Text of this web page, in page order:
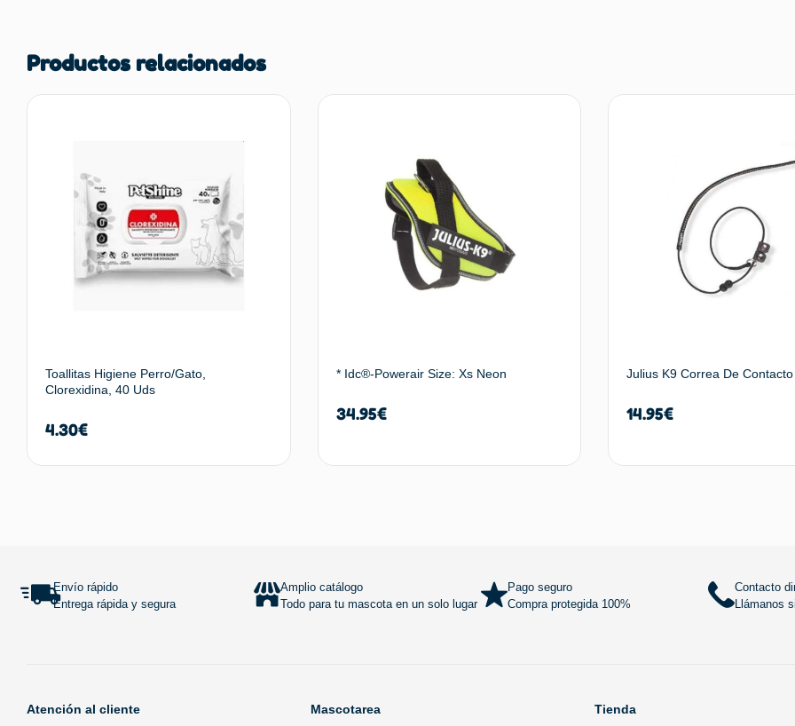
Productos relacionados
Toallitas Higiene Perro/Gato,
Clorexidina, 40 Uds
4.30€
* Idc®-Powerair Size: Xs Neon
34.95€
Julius K9 Correa De
14.95€
Envío rápido
Entrega rápida y segura
Amplio catálogo
Todo para tu mascota en un solo lugar
Pago seguro
Compra protegida 100%
Contacto
Llámanos
Atención al cliente Mascotarea Tienda